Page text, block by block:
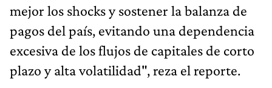
mejor los shocks y sostener la balanza de
pagos del país, evitando una dependencia
excesiva de los flujos de capitales de corto
plazo y alta volatilidad", reza el reporte.